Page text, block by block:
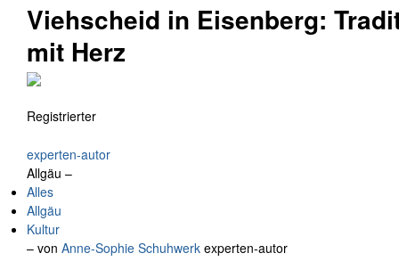
Viehscheid in Eisenberg:
mit Herz
Registrierter
experten-autor
Allgäu –
Alles
Allgäu
Kultur
– von Anne-Sophie Schuhwerk experten-autor